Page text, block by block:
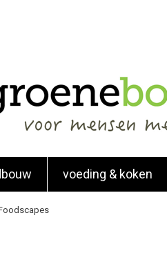
voeding & koken